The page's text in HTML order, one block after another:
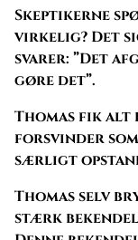
Skeptikerne
virkelig? Det
svarer: ”Det
gøre det”.
Thomas fik alt
forsvinder
særligt
Thomas selv
stærk